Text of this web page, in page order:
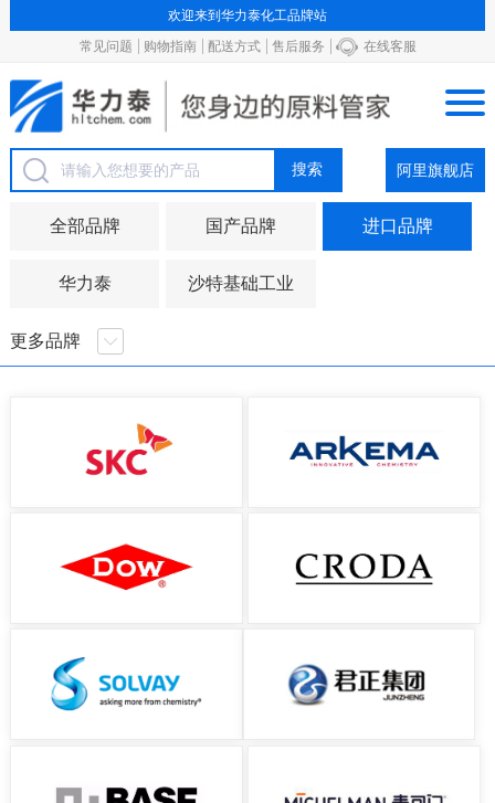
欢迎来到华力泰化工品牌站
常见问题
购物指南 配送方式 售后服务 在线客服
阿里旗舰店
全部品牌 国产品牌 进口品牌
华力泰 沙特基础工业
更多品牌